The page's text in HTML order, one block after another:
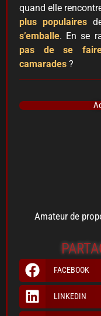
quand elle
plus populaires
s’emballe. En se
pas de se
camarades ?
Amateur de
FACEBOOK
LINKEDIN